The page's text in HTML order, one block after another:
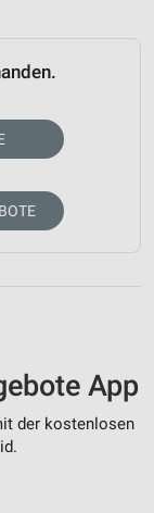
App
der kostenlosen